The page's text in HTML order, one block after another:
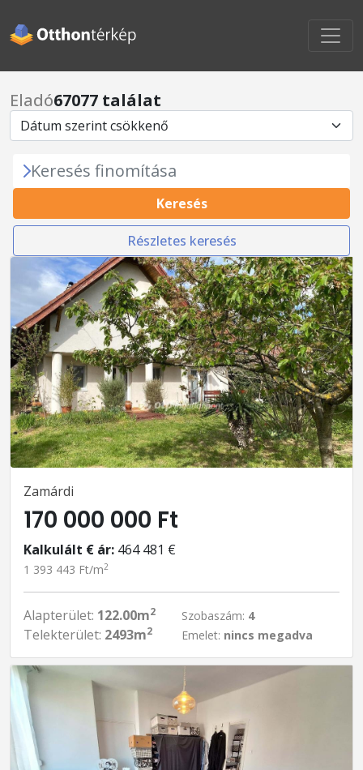
Eladó67077 találat
Keresés finomítása
Keresés
Részletes keresés
Zamárdi
170 000 000 Ft
Kalkulált € ár: 464 481 €
1 393 443 Ft/m2
Alapterület: 122.00m2
Telekterület: 2493m2
Szobaszám: 4
Emelet: nincs megadva